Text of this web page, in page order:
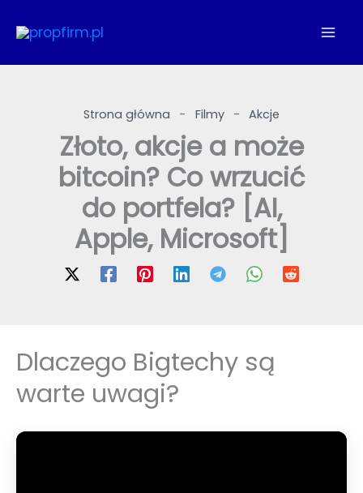
do
Strona główna - Filmy - Akcje
Złoto, akcje a może
bitcoin? Co wrzucić
do portfela? [AI,
Apple, Microsoft]
Dlaczego Bigtechy są
warte uwagi?